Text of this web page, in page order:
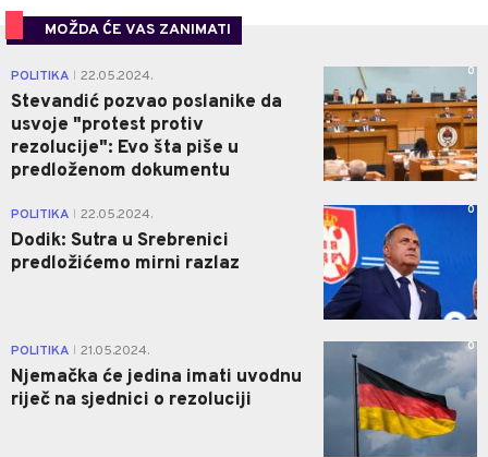
MOŽDA ĆE VAS ZANIMATI
POLITIKA 22.05.2024.
Stevandić pozvao poslanike da
usvoje "protest protiv
rezolucije": Evo šta piše u
predloženom dokumentu
0
POLITIKA 22.05.2024.
Dodik: Sutra u Srebrenici
predložićemo mirni razlaz
0
POLITIKA 21.05.2024.
Njemačka će jedina imati uvodnu
riječ na sjednici o rezoluciji
0